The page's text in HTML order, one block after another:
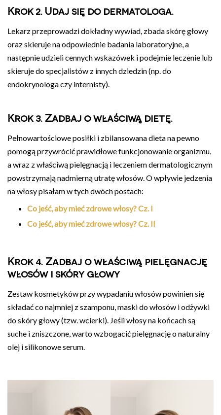
Krok 2. Udaj się do dermatologa.
Lekarz przeprowadzi dokładny wywiad, zbada skórę głowy
oraz skieruje na odpowiednie badania laboratoryjne, a
następnie udzieli cennych wskazówek i podejmie leczenie lub
skieruje do specjalistów z innych dziedzin (np. do
endokrynologa czy internisty).
Krok 3. Zadbaj o właściwą dietę.
Pełnowartościowe posiłki i zbilansowana dieta na pewno
pomogą przywrócić prawidłowe funkcjonowanie organizmu,
a wraz z właściwą pielęgnacją i leczeniem dermatologicznym
powstrzymają nadmierną utratę włosów. O wpływie jedzenia
na włosy pisałam w tych dwóch postach:
Co jeść, aby mieć zdrowe włosy? Cz. I
Co jeść, aby mieć zdrowe włosy? Cz. II
Krok 4. Zadbaj o właściwą pielęgnację
włosów i skóry głowy
Zestaw kosmetyków przy wypadaniu włosów powinien się
składać co najmniej z szamponu, maski do włosów i odżywki
do skóry głowy (tzw. wcierki). Jeśli włosy na końcach są
suche i zniszczone, warto wzbogacić pielęgnację o naturalny
olej i silikonowe serum.